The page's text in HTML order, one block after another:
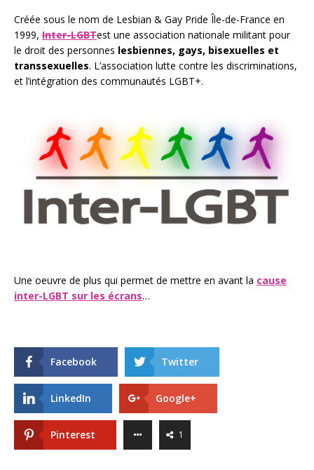
Créée sous le nom de Lesbian & Gay Pride Île-de-France en
1999, Inter-LGBTest une association nationale militant pour
le droit des personnes lesbiennes, gays, bisexuelles et
transsexuelles. L’association lutte contre les discriminations,
et l’intégration des communautés LGBT+.
Une oeuvre de plus qui permet de mettre en avant la cause
inter-LGBT sur les écrans…
Facebook Twitter
LinkedIn Google+
Pinterest 1